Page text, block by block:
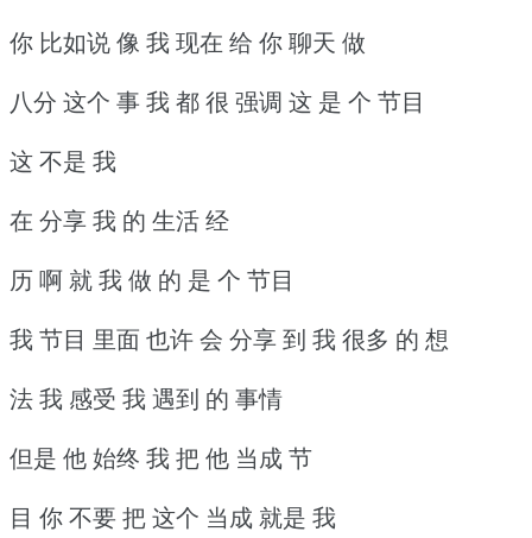
你 比如说 像 我 现在 给 你 聊天 做
八分 这个 事 我 都 很 强调 这 是 个 节目
这 不是 我
在 分享 我 的 生活 经
历 啊 就 我 做 的 是 个 节目
我 节目 里面 也许 会 分享 到 我 很多 的 想
法 我 感受 我 遇到 的 事情
但是 他 始终 我 把 他 当成 节
目 你 不要 把 这个 当成 就是 我